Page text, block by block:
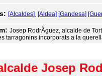
[Alcaldes] [Aldea] [Gandesa]
Josep RodrÃ­guez, alcalde de
tarragonins incorporats a la
Josep